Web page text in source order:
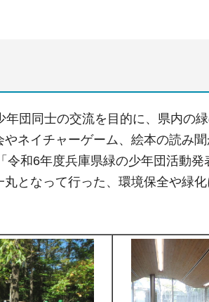
団同士の交流を目的に、県内の
ネイチャーゲーム、絵本の読み聞
和6年度兵庫県緑の少年団活動発
となって行った、環境保全や緑化